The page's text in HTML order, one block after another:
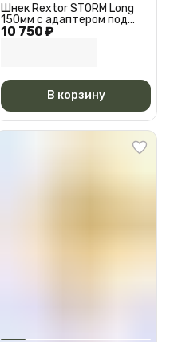
10 750 ₽
Шнек Rextor STORM Long
150мм с адаптером под
шуруповерт
В корзину